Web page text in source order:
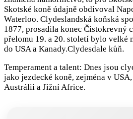
Skotské koně údajně obdivoval
Waterloo. Clydeslandská koňská
1877, prosadila konec Čistokrevný
přelomu 19. a 20. století bylo velké
do USA a Kanady.Clydesdale kůň.
Temperament a talent: Dnes jsou
jako jezdecké koně, zejména v
Austrálii a Jižní Africe.